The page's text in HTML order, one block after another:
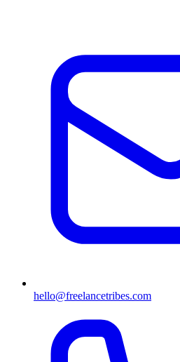
hello@freelancetribes.com